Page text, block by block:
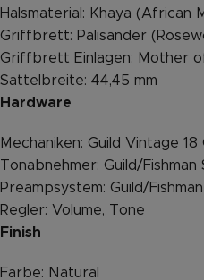
Halsmaterial: Khaya (African
Griffbrett: Palisander
Griffbrett Einlagen: Mother
Sattelbreite: 44,45 mm
Hardware
Mechaniken: Guild Vintage
Tonabnehmer: Guild/Fishman
Preampsystem: Guild/
Regler: Volume, Tone
Finish
Farbe: Natural